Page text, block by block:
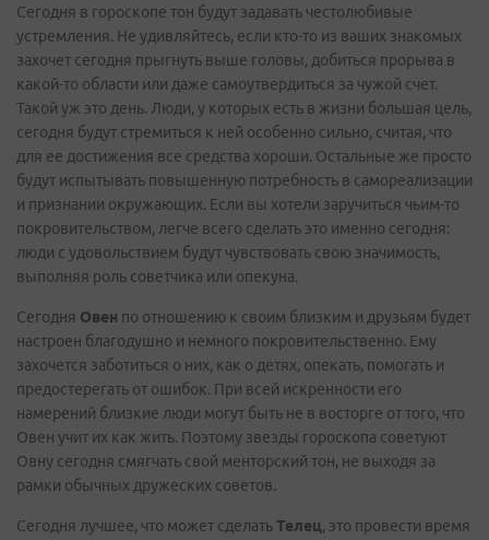
Сегодня в гороскопе тон будут задавать честолюбивые
устремления. Не удивляйтесь, если кто-то из ваших знакомых
захочет сегодня прыгнуть выше головы, добиться прорыва в
какой-то области или даже самоутвердиться за чужой счет.
Такой уж это день. Люди, у которых есть в жизни большая цель,
сегодня будут стремиться к ней особенно сильно, считая, что
для ее достижения все средства хороши. Остальные же просто
будут испытывать повышенную потребность в самореализации
и признании окружающих. Если вы хотели заручиться чьим-то
покровительством, легче всего сделать это именно сегодня:
люди с удовольствием будут чувствовать свою значимость,
выполняя роль советчика или опекуна.
Сегодня Овен по отношению к своим близким и друзьям будет
настроен благодушно и немного покровительственно. Ему
захочется заботиться о них, как о детях, опекать, помогать и
предостерегать от ошибок. При всей искренности его
намерений близкие люди могут быть не в восторге от того, что
Овен учит их как жить. Поэтому звезды гороскопа советуют
Овну сегодня смягчать свой менторский тон, не выходя за
рамки обычных дружеских советов.
Сегодня лучшее, что может сделатьТелец, это провести время